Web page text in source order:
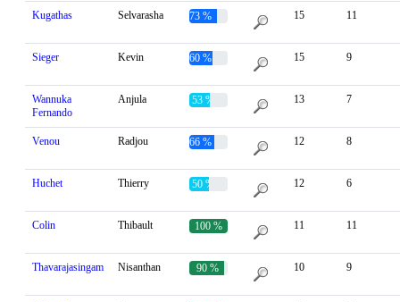
Kugathas Selvarasha 73 % 15 11
Sieger Kevin 60 % 15 9
Wannuka
Fernando
Anjula 53 % 13 7
Venou Radjou 66 % 12 8
Huchet Thierry 50 % 12 6
Colin Thibault 100 % 11 11
Thavarajasingam Nisanthan 90 % 10 9